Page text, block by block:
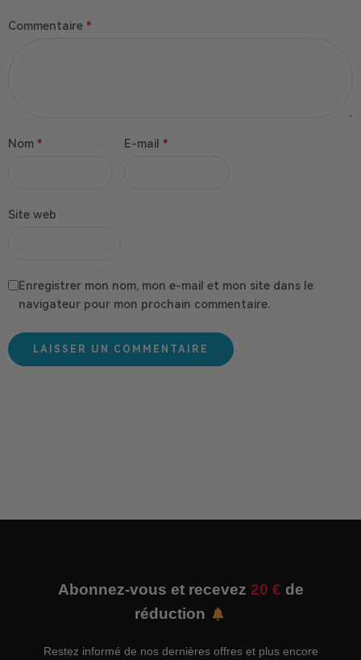
Commentaire *
Nom * E-mail *
Site web
Enregistrer mon nom, mon e-mail et mon site dans le
navigateur pour mon prochain commentaire.
Abonnez-vous et recevez 20 € de
réduction
Restez informé de nos dernières offres et plus encore